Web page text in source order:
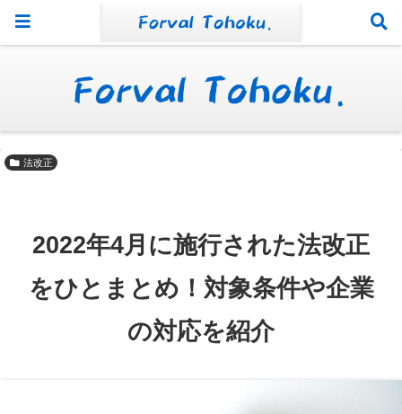
法改正
2022年4月に施行された法改正
をひとまとめ！対象条件や企業
の対応を紹介